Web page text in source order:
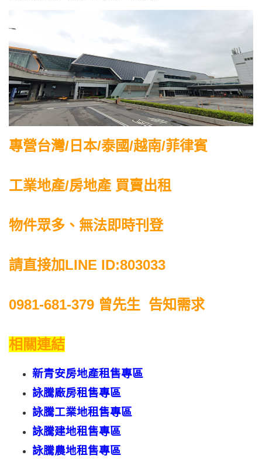
專營台灣/日本/泰國/越南/菲律賓
工業地產/房地產 買賣出租
物件眾多、無法即時刊登
請直接加LINE ID:803033
0981-681-379 曾先生 告知需求
相關連結
新青安房地產租售專區
詠騰廠房租售專區
詠騰工業地租售專區
詠騰建地租售專區
詠騰農地租售專區